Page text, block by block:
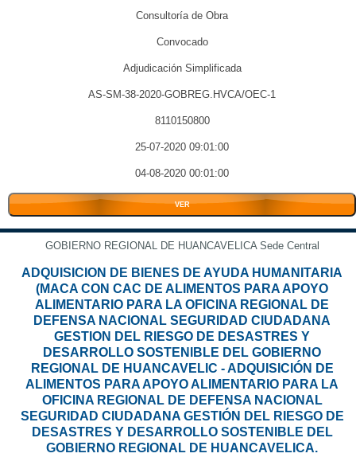
Consultoría de Obra
Convocado
Adjudicación Simplificada
AS-SM-38-2020-GOBREG.HVCA/OEC-1
8110150800
25-07-2020 09:01:00
04-08-2020 00:01:00
VER
GOBIERNO REGIONAL DE HUANCAVELICA Sede Central
ADQUISICION DE BIENES DE AYUDA HUMANITARIA
(MACA CON CAC DE ALIMENTOS PARA APOYO
ALIMENTARIO PARA LA OFICINA REGIONAL DE
DEFENSA NACIONAL SEGURIDAD CIUDADANA
GESTION DEL RIESGO DE DESASTRES Y
DESARROLLO SOSTENIBLE DEL GOBIERNO
REGIONAL DE HUANCAVELIC - ADQUISICIÓN DE
ALIMENTOS PARA APOYO ALIMENTARIO PARA LA
OFICINA REGIONAL DE DEFENSA NACIONAL
SEGURIDAD CIUDADANA GESTIÓN DEL RIESGO DE
DESASTRES Y DESARROLLO SOSTENIBLE DEL
GOBIERNO REGIONAL DE HUANCAVELICA.